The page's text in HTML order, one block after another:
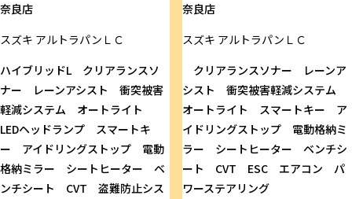
奈良店
スズキ アルトラパンＬＣ
ハイブリッドL クリアランスソ
ナー レーンアシスト 衝突被害
軽減システム オートライト
LEDヘッドランプ スマートキ
ー アイドリングストップ 電動
格納ミラー シートヒーター ベ
ンチシート CVT 盗難防止シス
奈良店
スズキ アルトラパンＬＣ
クリアランスソナー レーンア
シスト 衝突被害軽減システム
オートライト スマートキー ア
イドリングストップ 電動格納ミ
ラー シートヒーター ベンチシ
ート CVT ESC エアコン パ
ワーステアリング